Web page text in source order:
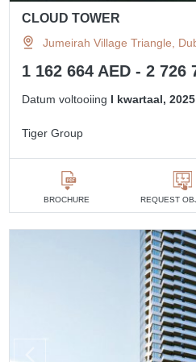
CLOUD TOWER
Jumeirah Village Triangle,
1 162 664 AED - 2 726
Datum voltooiing I kwartaal,
Tiger Group
BROCHURE REQUEST